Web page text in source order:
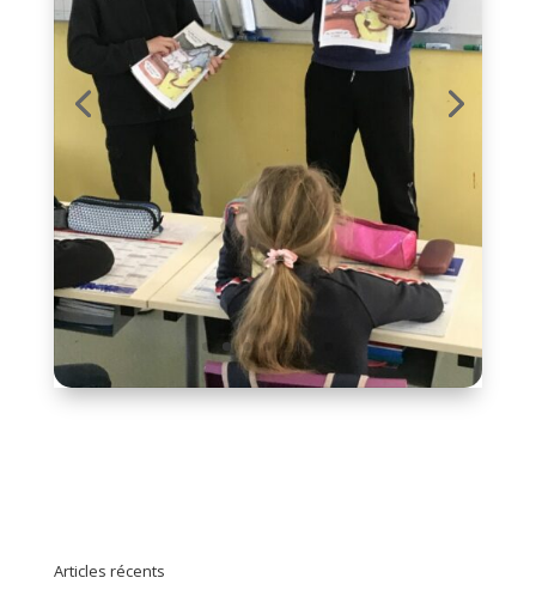
Articles récents